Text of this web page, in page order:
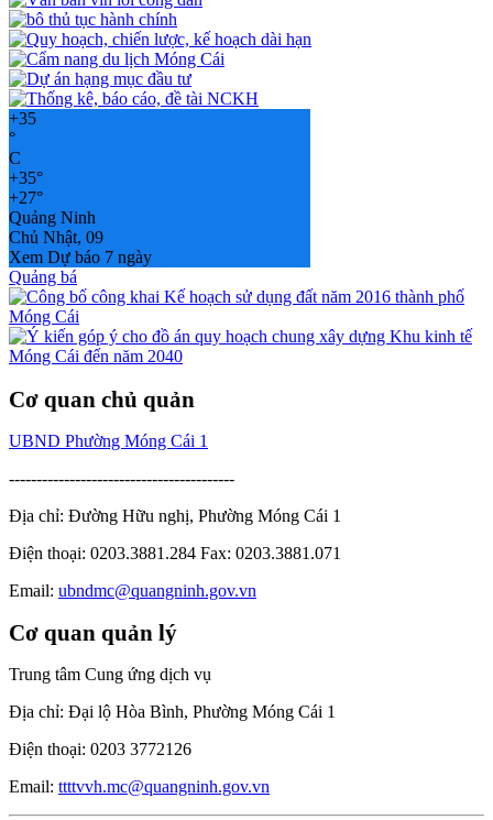
+35
°
C
+35°
+27°
Quảng Ninh
Chủ Nhật, 09
Xem Dự báo 7 ngày
Quảng bá
Cơ quan chủ quản
UBND Phường Móng Cái 1
-----------------------------------------
Địa chỉ: Đường Hữu nghị, Phường Móng Cái 1
Điện thoại: 0203.3881.284 Fax: 0203.3881.071
Email: ubndmc@quangninh.gov.vn
Cơ quan quản lý
Trung tâm Cung ứng dịch vụ
Địa chỉ: Đại lộ Hòa Bình, Phường Móng Cái 1
Điện thoại: 0203 3772126
Email: ttttvvh.mc@quangninh.gov.vn